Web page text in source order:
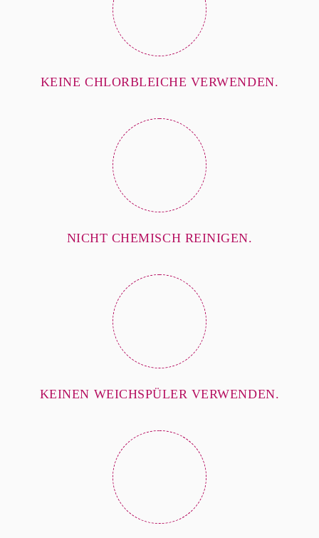
KEINE CHLORBLEICHE VERWENDEN.
NICHT CHEMISCH REINIGEN.
KEINEN WEICHSPÜLER VERWENDEN.